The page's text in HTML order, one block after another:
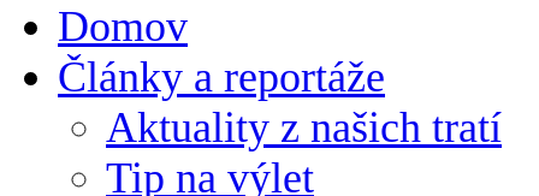
Domov
Články a reportáže
Aktuality z našich tratí
Tip na výlet